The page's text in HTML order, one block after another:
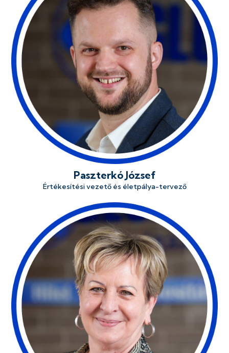
Paszterkó József
Értékesítési vezető és életpálya-tervező